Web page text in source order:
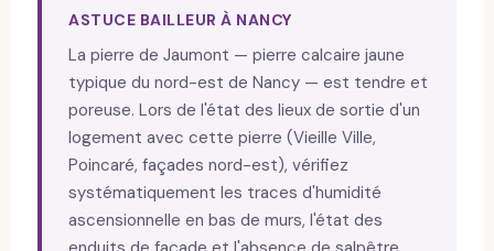
ASTUCE BAILLEUR À NANCY
La pierre de Jaumont — pierre calcaire jaune
typique du nord-est de Nancy — est tendre et
poreuse. Lors de l'état des lieux de sortie d'un
logement avec cette pierre (Vieille Ville,
Poincaré, façades nord-est), vérifiez
systématiquement les traces d'humidité
ascensionnelle en bas de murs, l'état des